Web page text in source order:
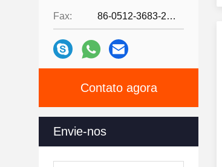
Fax: 86-0512-3683-2631
Contato agora
Envie-nos